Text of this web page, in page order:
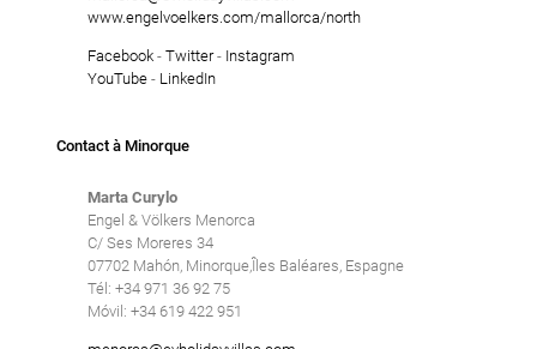
www.engelvoelkers.com/mallorca/north
Facebook- Twitter- Instagram
YouTube- LinkedIn
Contact à Minorque
Marta Curylo
Engel & Völkers Menorca
C/ Ses Moreres 34
07702 Mahón, Minorque,Îles Baléares, Espagne
Tél: +34 971 36 92 75
Móvil: +34 619 422 951